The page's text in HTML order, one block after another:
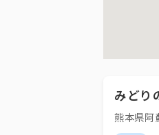
みどり
熊本県阿